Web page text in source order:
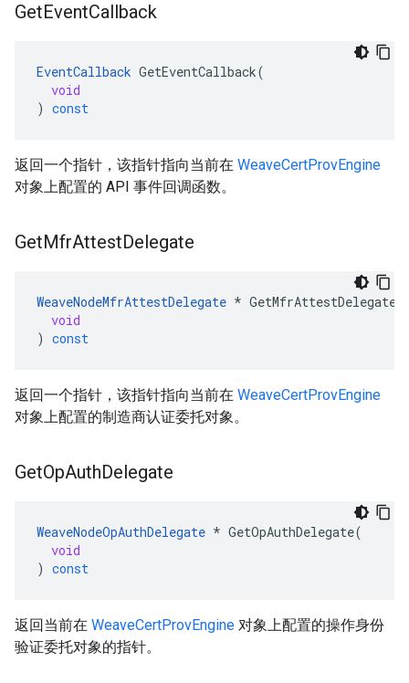
GetEventCallback
EventCallback GetEventCallback(
void
) const
返回一个指针，该指针指向当前在 WeaveCertProvEngine
对象上配置的 API 事件回调函数。
GetMfrAttestDelegate
WeaveNodeMfrAttestDelegate * GetMfrAttestDelegate
void
) const
返回一个指针，该指针指向当前在 WeaveCertProvEngine
对象上配置的制造商认证委托对象。
GetOpAuthDelegate
WeaveNodeOpAuthDelegate * GetOpAuthDelegate(
void
) const
返回当前在 WeaveCertProvEngine 对象上配置的操作身份
验证委托对象的指针。